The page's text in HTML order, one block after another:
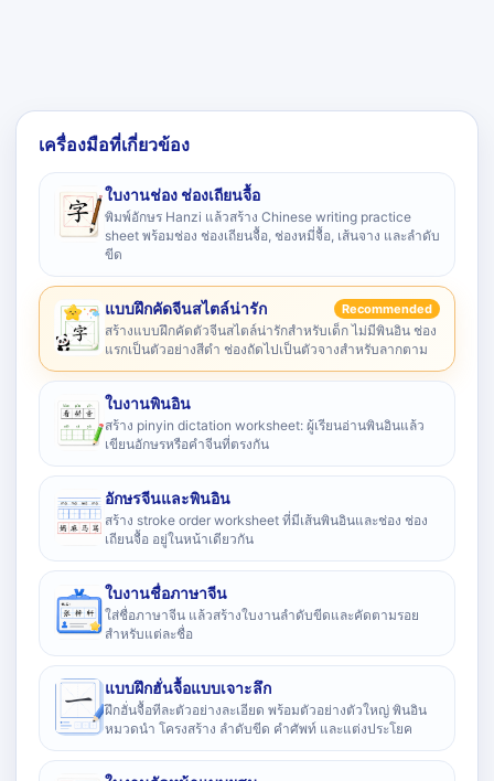
เครื่องมือที่เกี่ยวข้อง
ใบงานช่อง ช่องเถียนจื้อ
พิมพ์อักษร Hanzi แล้วสร้าง Chinese writing practice
sheet พร้อมช่อง ช่องเถียนจื้อ, ช่องหมี่จื้อ, เส้นจาง และลำดับ
ขีด
แบบฝึกคัดจีนสไตล์น่ารัก Recommended
สร้างแบบฝึกคัดตัวจีนสไตล์น่ารักสำหรับเด็ก ไม่มีพินอิน ช่อง
แรกเป็นตัวอย่างสีดำ ช่องถัดไปเป็นตัวจางสำหรับลากตาม
ใบงานพินอิน
สร้าง pinyin dictation worksheet: ผู้เรียนอ่านพินอินแล้ว
เขียนอักษรหรือคำจีนที่ตรงกัน
อักษรจีนและพินอิน
สร้าง stroke order worksheet ที่มีเส้นพินอินและช่อง ช่อง
เถียนจื้อ อยู่ในหน้าเดียวกัน
ใบงานชื่อภาษาจีน
ใส่ชื่อภาษาจีน แล้วสร้างใบงานลำดับขีดและคัดตามรอย
สำหรับแต่ละชื่อ
แบบฝึกฮั่นจื้อแบบเจาะลึก
ฝึกฮั่นจื้อทีละตัวอย่างละเอียด พร้อมตัวอย่างตัวใหญ่ พินอิน
หมวดนำ โครงสร้าง ลำดับขีด คำศัพท์ และแต่งประโยค